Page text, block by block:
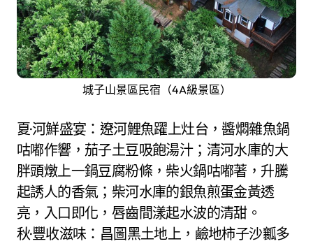
城子山景區民宿（4A級景區）
夏·河鮮盛宴：遼河鯉魚躍上灶台，醬燜雜魚鍋
咕嘟作響，茄子土豆吸飽湯汁；清河水庫的大
胖頭燉上一鍋豆腐粉條，柴火鍋咕嘟著，升騰
起誘人的香氣；柴河水庫的銀魚煎蛋金黃透
亮，入口即化，唇齒間漾起水波的清甜。
秋·豐收滋味：昌圖黑土地上，鹼地柿子沙瓤多